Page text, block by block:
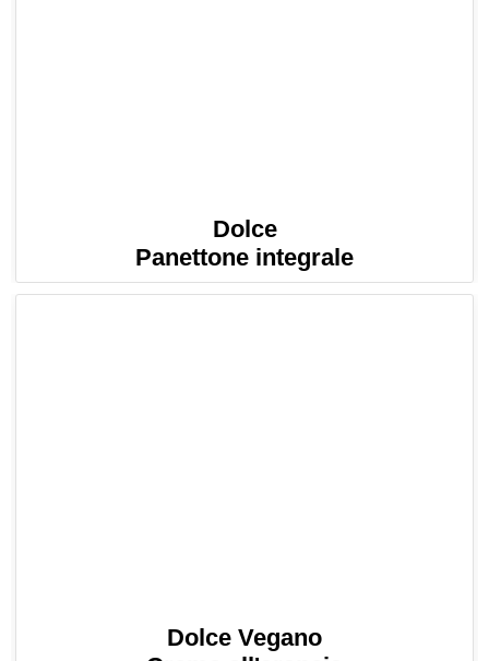
Dolce
Panettone integrale
Dolce Vegano